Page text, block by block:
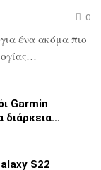
0
ένα ακόμα πιο
Garmin
διάρκεια…
S22